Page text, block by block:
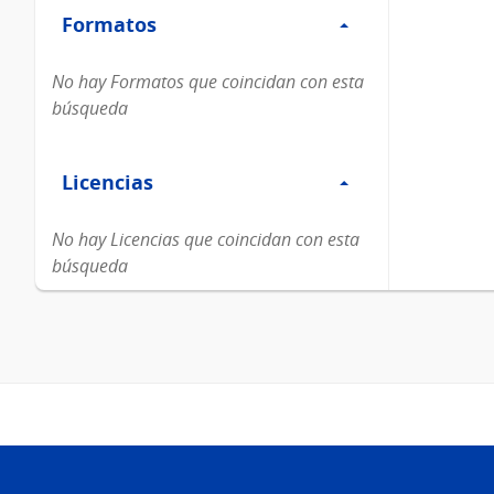
Formatos
Formatos
No hay Formatos que coincidan con esta
búsqueda
Licencias
Licencias
No hay Licencias que coincidan con esta
búsqueda